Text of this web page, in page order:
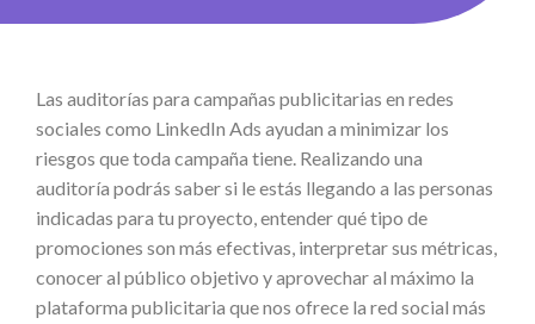
Las auditorías para campañas publicitarias en redes
sociales como LinkedIn Ads ayudan a minimizar los
riesgos que toda campaña tiene. Realizando una
auditoría podrás saber si le estás llegando a las personas
indicadas para tu proyecto, entender qué tipo de
promociones son más efectivas, interpretar sus métricas,
conocer al público objetivo y aprovechar al máximo la
plataforma publicitaria que nos ofrece la red social más